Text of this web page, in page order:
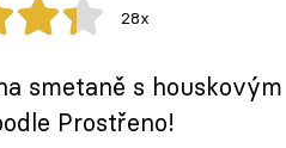
28x
smetaně s
Prostřeno!